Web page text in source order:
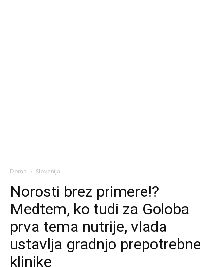
Doma Slovenija
Norosti brez primere!?
Medtem, ko tudi za Goloba
prva tema nutrije, vlada
ustavlja gradnjo prepotrebne
klinike